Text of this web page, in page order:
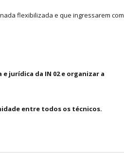
flexibilizada e que ingressarem com
jurídica da IN 02 e organizar a
entre todos os técnicos.